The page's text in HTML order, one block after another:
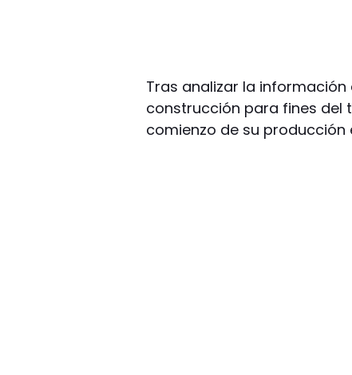
Tras analizar la
construcción para fines del
comienzo de su producción